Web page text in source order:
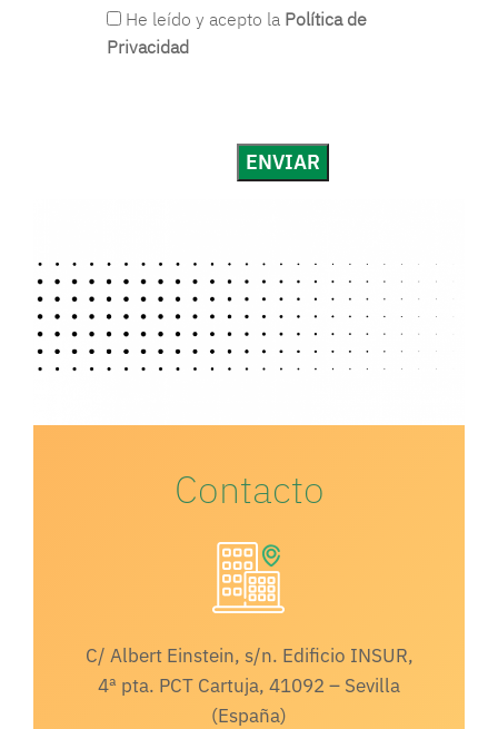
He leído y acepto la Política de
Privacidad
Contacto
C/ Albert Einstein, s/n. Edificio INSUR,
4ª pta. PCT Cartuja, 41092 – Sevilla
(España)